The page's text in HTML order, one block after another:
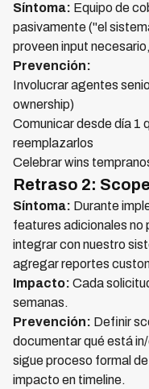
Síntoma: Equipo de
pasivamente ("el
proveen input
Prevención:
Involucrar agentes
ownership)
Comunicar desde día 1
reemplazarlos
Celebrar wins
Retraso 2:
Síntoma: Durante
features adicionales no
integrar con nuestro
agregar reportes
Impacto: Cada
semanas.
Prevención: Definir
documentar qué está
sigue proceso formal
impacto en timeline.